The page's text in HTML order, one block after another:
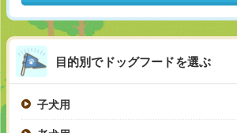
目的別でドッグフードを選ぶ
子犬用